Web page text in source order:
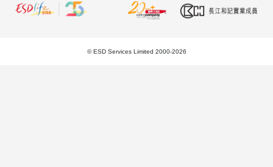
© ESD Services Limited 2000-2026